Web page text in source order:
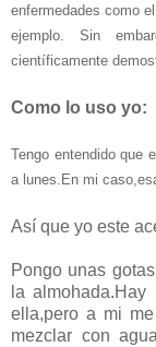
enfermedades como
ejemplo. Sin
científicamente
Como lo uso yo:
Tengo entendido que
a lunes.En mi
Así que yo este
Pongo unas
la
ella,pero a mi
mezclar con